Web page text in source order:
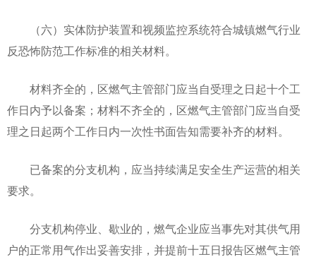
（六）实体防护装置和视频监控系统符合城镇燃气行业
反恐怖防范工作标准的相关材料。
材料齐全的，区燃气主管部门应当自受理之日起十个工
作日内予以备案；材料不齐全的，区燃气主管部门应当自受
理之日起两个工作日内一次性书面告知需要补齐的材料。
已备案的分支机构，应当持续满足安全生产运营的相关
要求。
分支机构停业、歇业的，燃气企业应当事先对其供气用
户的正常用气作出妥善安排，并提前十五日报告区燃气主管